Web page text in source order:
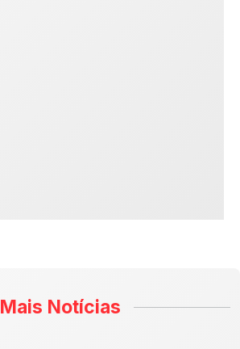
Mais Notícias